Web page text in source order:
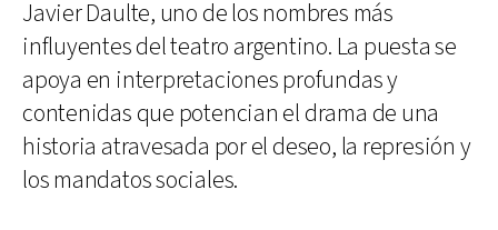
Javier Daulte, uno de los nombres más
influyentes del teatro argentino. La puesta se
apoya en interpretaciones profundas y
contenidas que potencian el drama de una
historia atravesada por el deseo, la represión y
los mandatos sociales.